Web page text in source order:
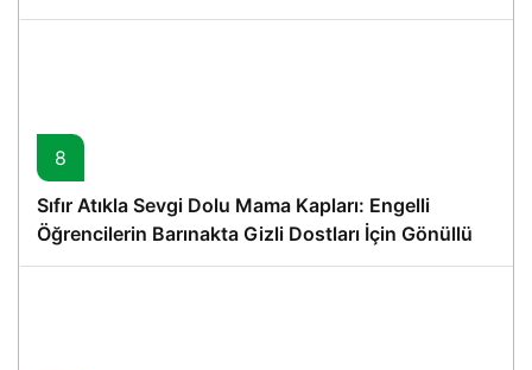
8
Sıfır Atıkla Sevgi Dolu Mama Kapları: Engelli
Öğrencilerin Barınakta Gizli Dostları İçin Gönüllü
Proje